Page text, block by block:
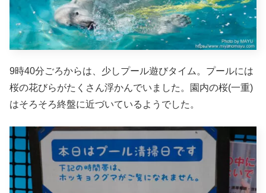
9時40分ごろからは、少しプール遊びタイム。プールには
桜の花びらがたくさん浮かんでいました。園内の桜(一重)
はそろそろ終盤に近づいているようでした。